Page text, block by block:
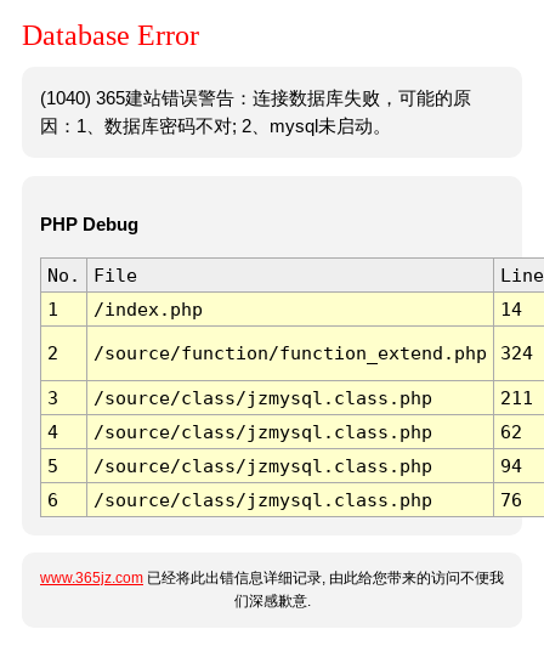
Database Error
(1040) 365建站错误警告：连接数据库失败，可能的原
因：1、数据库密码不对; 2、mysql未启动。
PHP Debug
No. File
Line
1
/index.php 14
2 /source/function/function_extend.php 324
3 /source/class/jzmysql.class.php
211
4
/source/class/jzmysql.class.php
62
5
/source/class/jzmysql.class.php
94
6
/source/class/jzmysql.class.php 76
www.365jz.com 已经将此出错信息详细记录, 由此给您带来的访问不便我
们深感歉意.